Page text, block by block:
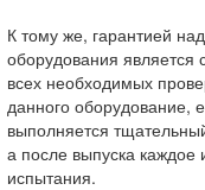
К тому же, гарантией
оборудования является
всех необходимых
данного оборудование,
выполняется
а после выпуска каждое
испытания.